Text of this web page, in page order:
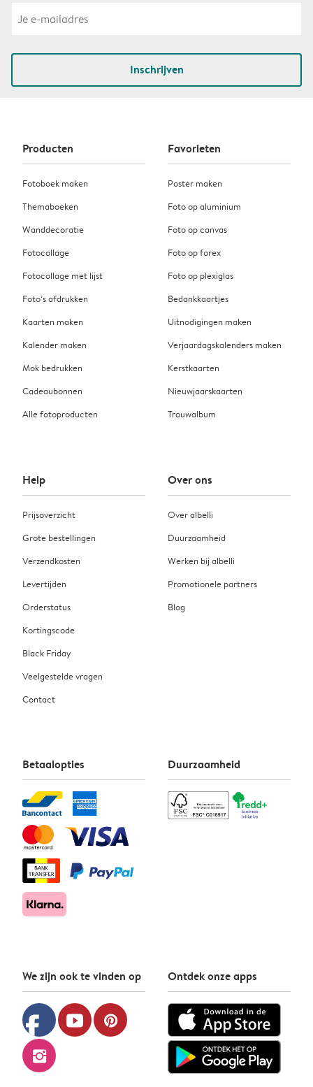
Inschrijven
Producten
Fotoboek maken
Themaboeken
Wanddecoratie
Fotocollage
Fotocollage met lijst
Foto’s afdrukken
Kaarten maken
Kalender maken
Mok bedrukken
Cadeaubonnen
Alle fotoproducten
Favorieten
Poster maken
Foto op aluminium
Foto op canvas
Foto op forex
Foto op plexiglas
Bedankkaartjes
Uitnodigingen maken
Verjaardagskalenders maken
Kerstkaarten
Nieuwjaarskaarten
Trouwalbum
Help
Prijsoverzicht
Grote bestellingen
Verzendkosten
Levertijden
Orderstatus
Kortingscode
Black Friday
Veelgestelde vragen
Contact
Over ons
Over albelli
Duurzaamheid
Werken bij albelli
Promotionele partners
Blog
Betaalopties Duurzaamheid
We zijn ook te vinden op
facebook youtube pinterest
instagram
Ontdek onze apps